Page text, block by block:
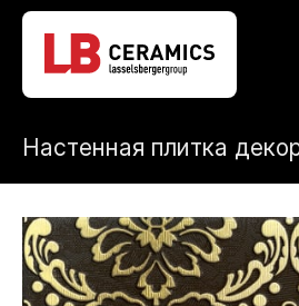
Настенная плитка